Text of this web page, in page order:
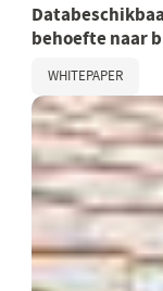
behoefte naar
WHITEPAPER